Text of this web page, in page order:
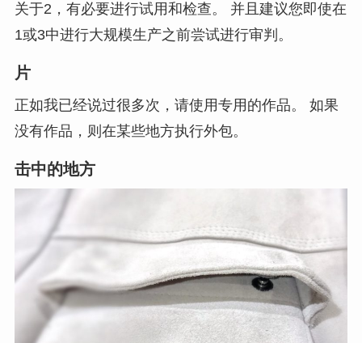
关于2，有必要进行试用和检查。 并且建议您即使在
1或3中进行大规模生产之前尝试进行审判。
片
正如我已经说过很多次，请使用专用的作品。 如果
没有作品，则在某些地方执行外包。
击中的地方